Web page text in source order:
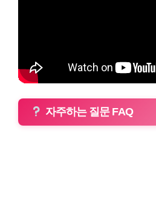
자주하는 질문 FAQ